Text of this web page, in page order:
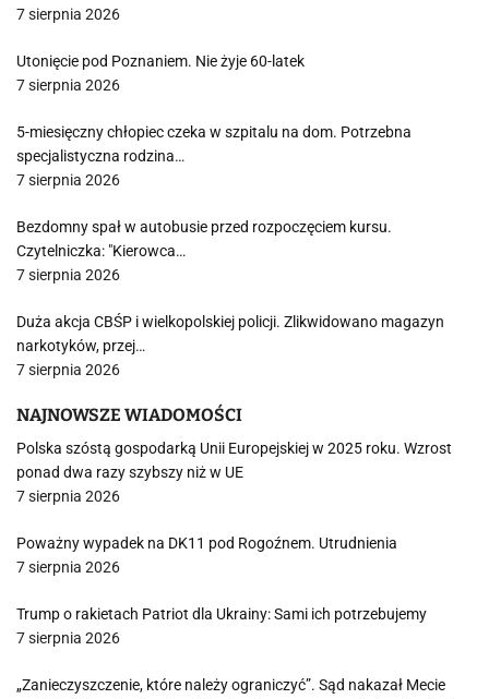
7 sierpnia 2026
Utonięcie pod Poznaniem. Nie żyje 60-latek
7 sierpnia 2026
5-miesięczny chłopiec czeka w szpitalu na dom. Potrzebna
specjalistyczna rodzina…
7 sierpnia 2026
Bezdomny spał w autobusie przed rozpoczęciem kursu.
Czytelniczka: "Kierowca…
7 sierpnia 2026
Duża akcja CBŚP i wielkopolskiej policji. Zlikwidowano magazyn
narkotyków, przej…
7 sierpnia 2026
NAJNOWSZE WIADOMOŚCI
Polska szóstą gospodarką Unii Europejskiej w 2025 roku. Wzrost
ponad dwa razy szybszy niż w UE
7 sierpnia 2026
Poważny wypadek na DK11 pod Rogoźnem. Utrudnienia
7 sierpnia 2026
Trump o rakietach Patriot dla Ukrainy: Sami ich potrzebujemy
7 sierpnia 2026
„Zanieczyszczenie, które należy ograniczyć”. Sąd nakazał Mecie